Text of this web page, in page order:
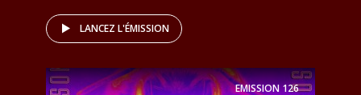
LANCEZ L'ÉMISSION
EMISSION126